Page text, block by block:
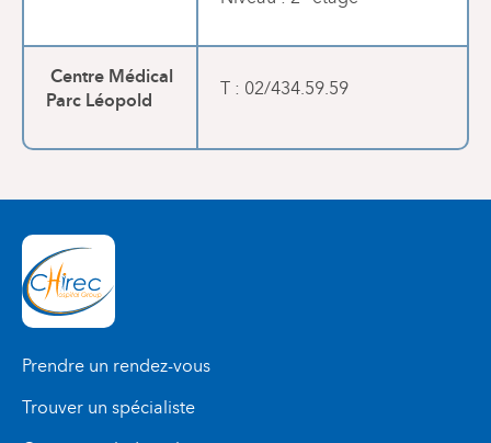
Centre Médical
Parc Léopold
T : 02/434.59.59
Prendre un rendez-vous
Trouver un spécialiste